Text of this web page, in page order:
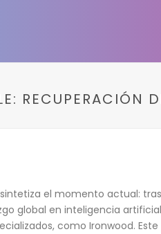
RECUPERACIÓN
sintetiza el momento actual:
global en inteligencia
como Ironwood.